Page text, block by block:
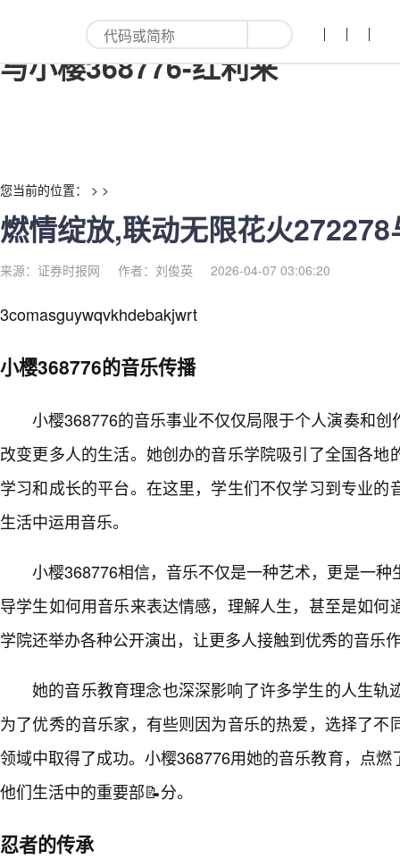
燃情绽放,联动无限花火272278
与小樱368776-红利来
您当前的位置： > >
燃情绽放,联动无限花火
来源：证券时报网 作者：刘俊英 2026-04-07 03:06:20
3comasguywqvkhdebakjwrt
小樱368776的音乐传播
小樱368776的音乐事业不仅仅局限于个人演奏和
改变更多人的生活。她创办的音乐学院吸引了全国各地
学习和成长的平台。在这里，学生们不仅学习到专业的
生活中运用音乐。
小樱368776相信，音乐不仅是一种艺术，更是一
导学生如何用音乐来表达情感，理解人生，甚至是如何
学院还举办各种公开演出，让更多人接触到优秀的音乐
她的音乐教育理念也深深影响了许多学生的人生轨
为了优秀的音乐家，有些则因为音乐的热爱，选择了不
领域中取得了成功。小樱368776用她的音乐教育，点
他们生活中的重要部📝分。
忍者的传承